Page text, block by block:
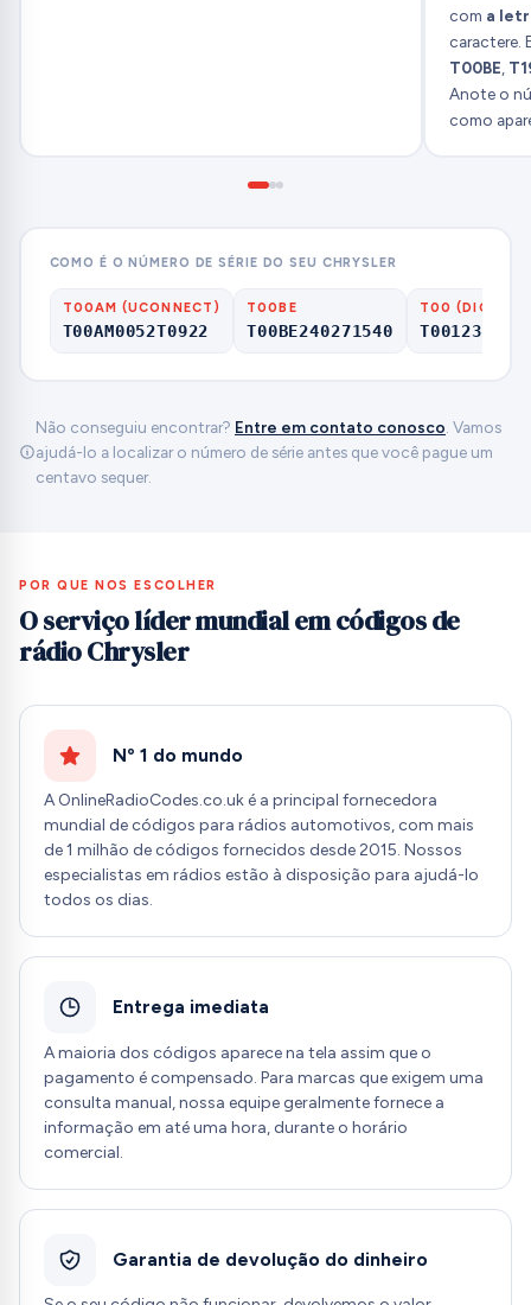
com a
caractere.
T00BE
Anote o
como
COMO É O NÚMERO DE SÉRIE DO SEU CHRYSLER
T00AM (UCONNECT)
T00AM0052T0922
T00BE
T00BE240271540
T00 (DIGITS
Não conseguiu encontrar? Entre em contato conosco . Vamos
ajudá-lo a localizar o número de série antes que você pague um
centavo sequer.
POR QUE NOS ESCOLHER
O serviço líder mundial em códigos de
rádio Chrysler
Nº 1 do mundo
A OnlineRadioCodes.co.uk é a principal fornecedora
mundial de códigos para rádios automotivos, com mais
de 1 milhão de códigos fornecidos desde 2015. Nossos
especialistas em rádios estão à disposição para ajudá-lo
todos os dias.
Entrega imediata
A maioria dos códigos aparece na tela assim que o
pagamento é compensado. Para marcas que exigem uma
consulta manual, nossa equipe geralmente fornece a
informação em até uma hora, durante o horário
comercial.
Garantia de devolução do dinheiro